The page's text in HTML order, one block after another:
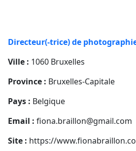
Directeur(-trice) de
Ville : 1060 Bruxelles
Province : Bruxelles-Capitale
Pays : Belgique
Email : fiona.braillon@gmail.com
Site : https://